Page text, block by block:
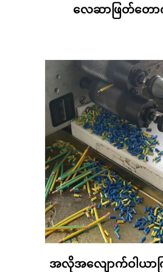
လေဆာဖြတ်တောက်
အလိုအလျောက်ဝါယာ